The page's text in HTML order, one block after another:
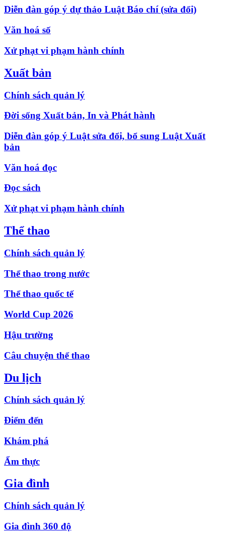
Diễn đàn góp ý dự thảo Luật Báo chí (sửa đổi)
Văn hoá số
Xử phạt vi phạm hành chính
Xuất bản
Chính sách quản lý
Đời sống Xuất bản, In và Phát hành
Diễn đàn góp ý Luật sửa đổi, bổ sung Luật Xuất
bản
Văn hoá đọc
Đọc sách
Xử phạt vi phạm hành chính
Thể thao
Chính sách quản lý
Thể thao trong nước
Thể thao quốc tế
World Cup 2026
Hậu trường
Câu chuyện thể thao
Du lịch
Chính sách quản lý
Điểm đến
Khám phá
Ẩm thực
Gia đình
Chính sách quản lý
Gia đình 360 độ